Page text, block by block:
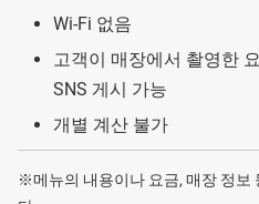
Wi-Fi 없음
고객이 매장에서 촬영한
SNS 게시 가능
개별 계산 불가
※메뉴의 내용이나 요금, 매장 정보